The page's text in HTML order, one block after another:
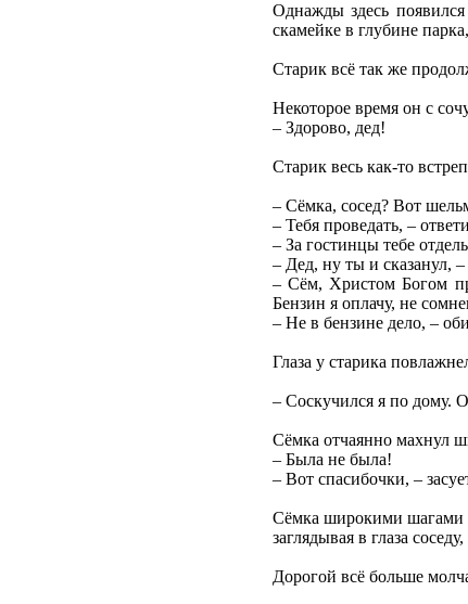
Однажды здесь
скамейке в глубине
Старик всё так же
Некоторое время он с
– Здорово, дед!
Старик весь как-то
– Сёмка, сосед? Вот
– Тебя проведать, –
– За гостинцы тебе
– Дед, ну ты и сказанул, –
– Сём, Христом Богом
Бензин я оплачу, не
– Не в бензине дело, –
Глаза у старика
– Соскучился я по дому.
Сёмка отчаянно махнул
– Была не была!
– Вот спасибочки, –
Сёмка широкими шагами
заглядывая в глаза
Дорогой всё больше